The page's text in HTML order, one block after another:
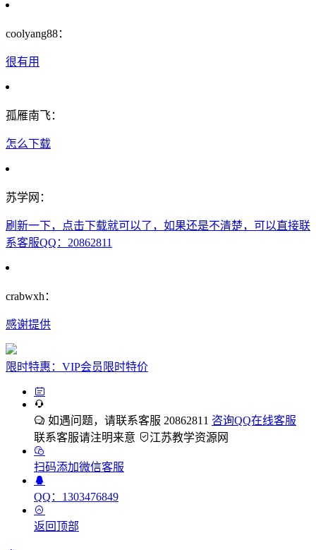
coolyang88：
很有用
孤雁南飞：
怎么下载
苏学网：
刷新一下，点击下载就可以了，如果还是不清楚，可以直接联
系客服QQ：20862811
crabwxh：
感谢提供
限时特惠：VIP会员限时特价
如遇问题，请联系客服 20862811 咨询QQ在线客服
联系客服请注明来意
江苏教学资源网
扫码添加微信客服
QQ：1303476849
返回顶部